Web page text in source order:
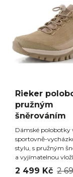
Rieker
pružným
šněrováním
Dámské polobotky
sportovně-
stylu, s pružným
a vyjímatelnou
2 499 Kč 2